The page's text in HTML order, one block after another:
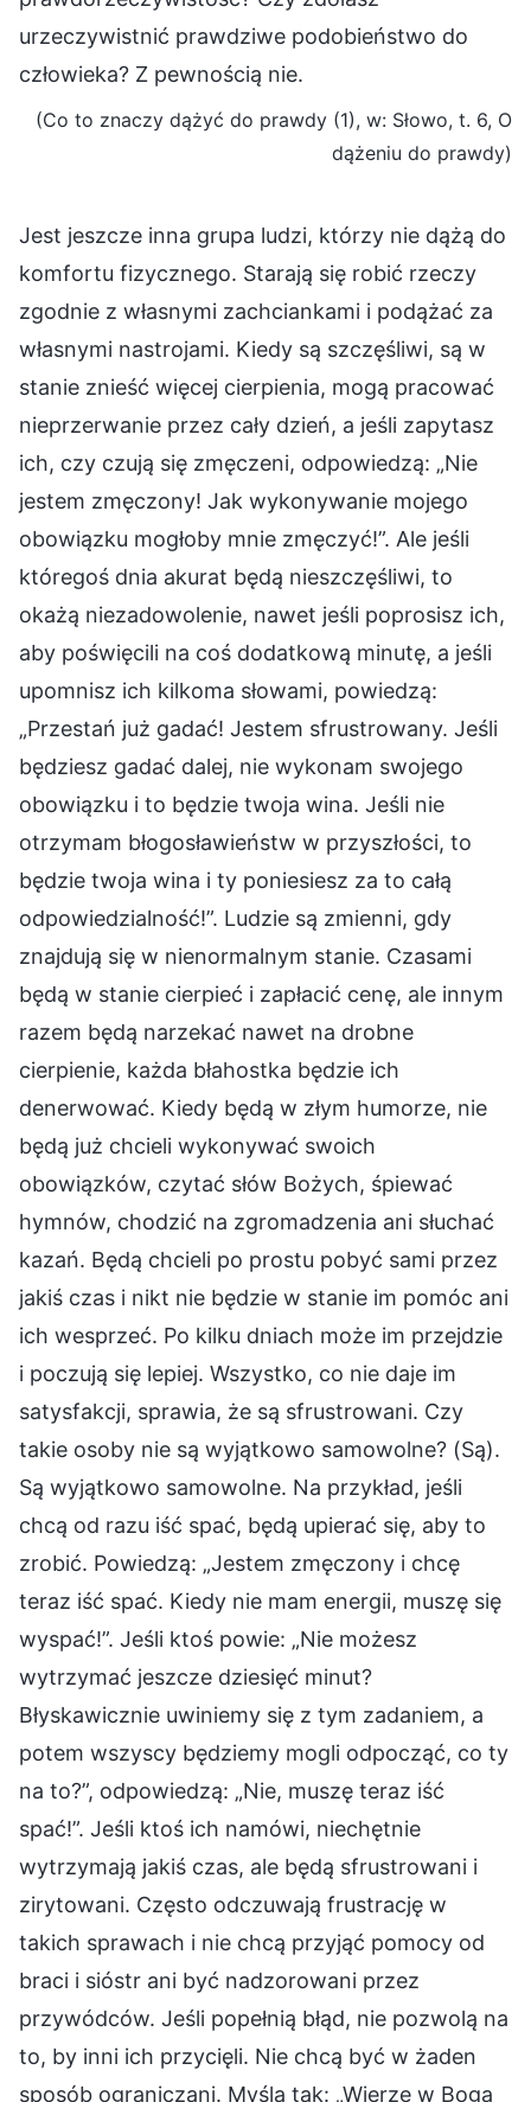
urzeczywistnić prawdziwe podobieństwo do
człowieka? Z pewnością nie.
(Co to znaczy dążyć do prawdy (1), w: Słowo, t. 6, O
dążeniu do prawdy)
Jest jeszcze inna grupa ludzi, którzy nie dążą do
komfortu fizycznego. Starają się robić rzeczy
zgodnie z własnymi zachciankami i podążać za
własnymi nastrojami. Kiedy są szczęśliwi, są w
stanie znieść więcej cierpienia, mogą pracować
nieprzerwanie przez cały dzień, a jeśli zapytasz
ich, czy czują się zmęczeni, odpowiedzą: „Nie
jestem zmęczony! Jak wykonywanie mojego
obowiązku mogłoby mnie zmęczyć!”. Ale jeśli
któregoś dnia akurat będą nieszczęśliwi, to
okażą niezadowolenie, nawet jeśli poprosisz ich,
aby poświęcili na coś dodatkową minutę, a jeśli
upomnisz ich kilkoma słowami, powiedzą:
„Przestań już gadać! Jestem sfrustrowany. Jeśli
będziesz gadać dalej, nie wykonam swojego
obowiązku i to będzie twoja wina. Jeśli nie
otrzymam błogosławieństw w przyszłości, to
będzie twoja wina i ty poniesiesz za to całą
odpowiedzialność!”. Ludzie są zmienni, gdy
znajdują się w nienormalnym stanie. Czasami
będą w stanie cierpieć i zapłacić cenę, ale innym
razem będą narzekać nawet na drobne
cierpienie, każda błahostka będzie ich
denerwować. Kiedy będą w złym humorze, nie
będą już chcieli wykonywać swoich
obowiązków, czytać słów Bożych, śpiewać
hymnów, chodzić na zgromadzenia ani słuchać
kazań. Będą chcieli po prostu pobyć sami przez
jakiś czas i nikt nie będzie w stanie im pomóc ani
ich wesprzeć. Po kilku dniach może im przejdzie
i poczują się lepiej. Wszystko, co nie daje im
satysfakcji, sprawia, że są sfrustrowani. Czy
takie osoby nie są wyjątkowo samowolne? (Są).
Są wyjątkowo samowolne. Na przykład, jeśli
chcą od razu iść spać, będą upierać się, aby to
zrobić. Powiedzą: „Jestem zmęczony i chcę
teraz iść spać. Kiedy nie mam energii, muszę się
wyspać!”. Jeśli ktoś powie: „Nie możesz
wytrzymać jeszcze dziesięć minut?
Błyskawicznie uwiniemy się z tym zadaniem, a
potem wszyscy będziemy mogli odpocząć, co ty
na to?”, odpowiedzą: „Nie, muszę teraz iść
spać!”. Jeśli ktoś ich namówi, niechętnie
wytrzymają jakiś czas, ale będą sfrustrowani i
zirytowani. Często odczuwają frustrację w
takich sprawach i nie chcą przyjąć pomocy od
braci i sióstr ani być nadzorowani przez
przywódców. Jeśli popełnią błąd, nie pozwolą na
to, by inni ich przycięli. Nie chcą być w żaden
sposób ograniczani. Myślą tak: „Wierzę w Boga